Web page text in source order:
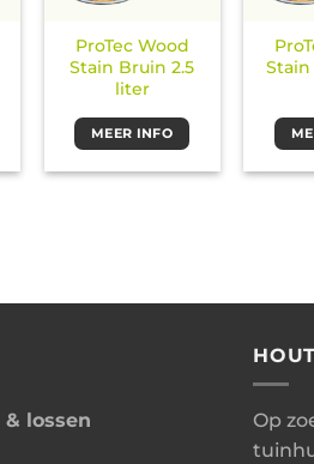
ProTec Wood
Stain Bruin 2.5
liter
MEER INFO
Stain
lossen
Op